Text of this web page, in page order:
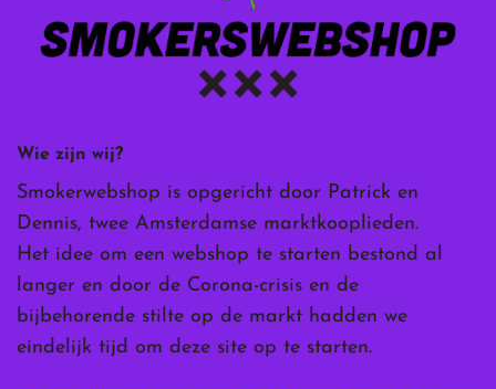
Wie zijn wij?
Smokerwebshop is opgericht door Patrick en
Dennis, twee Amsterdamse marktkooplieden.
Het idee om een webshop te starten bestond al
langer en door de Corona-crisis en de
bijbehorende stilte op de markt hadden we
eindelijk tijd om deze site op te starten.